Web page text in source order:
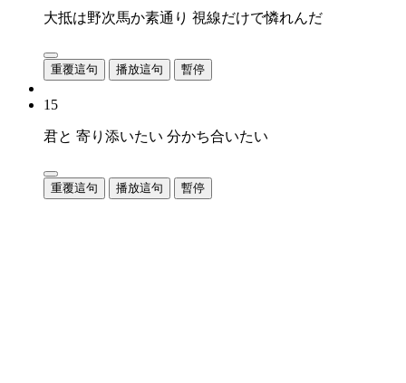
大抵は野次馬か素通り 視線だけで憐れんだ
重覆這句 播放這句 暫停
15
君と 寄り添いたい 分かち合いたい
重覆這句 播放這句 暫停